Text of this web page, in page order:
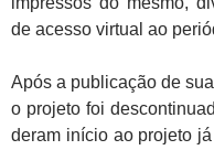
de acesso virtual ao
Após a publicação de
o projeto foi
deram início ao projeto